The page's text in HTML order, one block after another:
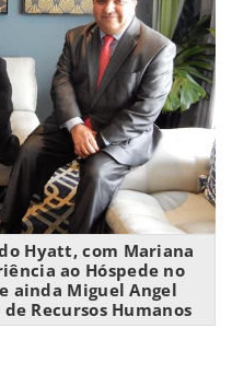
Hyatt, com Mariana
ao Hóspede no
ainda Miguel Angel
Recursos Humanos